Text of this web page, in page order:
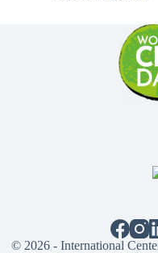
© 2026 - International